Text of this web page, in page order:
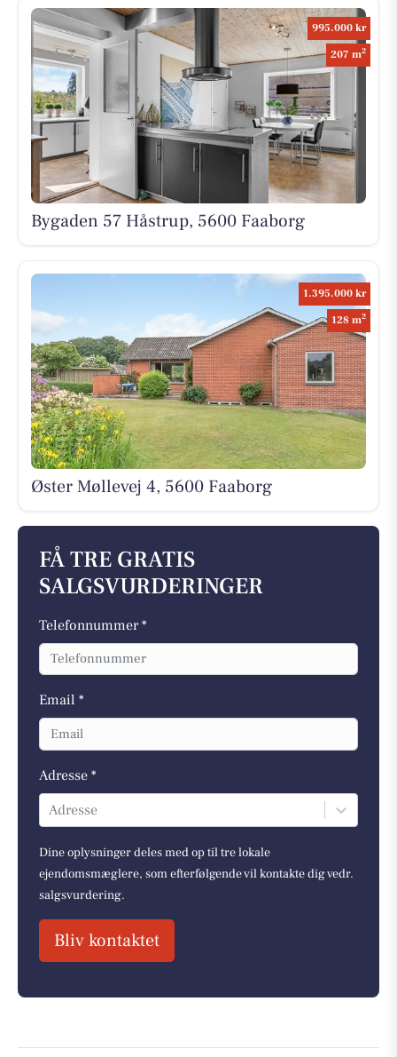
995.000 kr
207 m2
Bygaden 57 Håstrup, 5600 Faaborg
1.395.000 kr
128 m2
Øster Møllevej 4, 5600 Faaborg
FÅ TRE GRATIS
SALGSVURDERINGER
Telefonnummer *
Email *
Adresse *
Adresse
Dine oplysninger deles med op til tre lokale
ejendomsmæglere, som efterfølgende vil kontakte dig vedr.
salgsvurdering.
Bliv kontaktet